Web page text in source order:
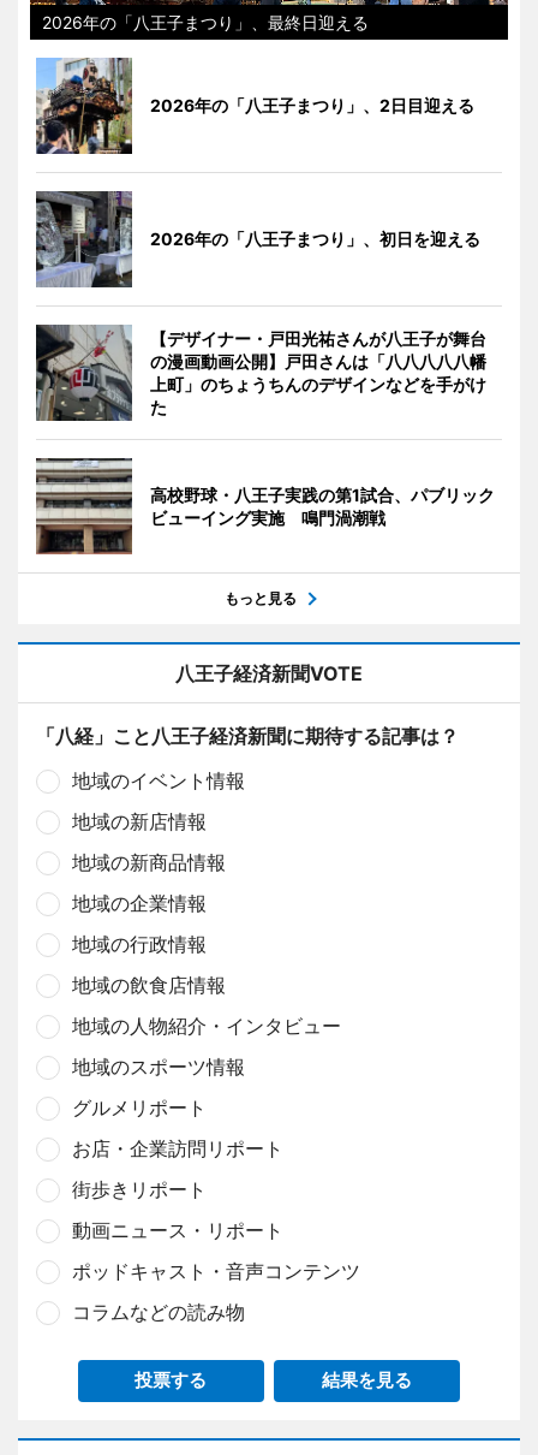
2026年の「八王子まつり」、最終日迎える
2026年の「八王子まつり」、2日目迎える
2026年の「八王子まつり」、初日を迎える
【デザイナー・戸田光祐さんが八王子が舞台
の漫画動画公開】戸田さんは「八八八八八幡
上町」のちょうちんのデザインなどを手がけ
た
高校野球・八王子実践の第1試合、パブリック
ビューイング実施 鳴門渦潮戦
もっと見る
八王子経済新聞VOTE
「八経」こと八王子経済新聞に期待する記事は？
地域のイベント情報
地域の新店情報
地域の新商品情報
地域の企業情報
地域の行政情報
地域の飲食店情報
地域の人物紹介・インタビュー
地域のスポーツ情報
グルメリポート
お店・企業訪問リポート
街歩きリポート
動画ニュース・リポート
ポッドキャスト・音声コンテンツ
コラムなどの読み物
投票する 結果を見る